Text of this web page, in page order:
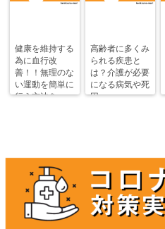
健康を維持する
為に血行改
善！！無理のな
い運動を簡単に
行う方法を
高齢者に多くみ
られる疾患と
は？介護が必要
になる病気や死
因